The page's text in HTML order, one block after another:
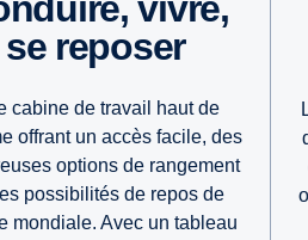
se reposer
cabine de travail haut de
offrant un accès facile, des
options de rangement
possibilités de repos de
mondiale. Avec un tableau